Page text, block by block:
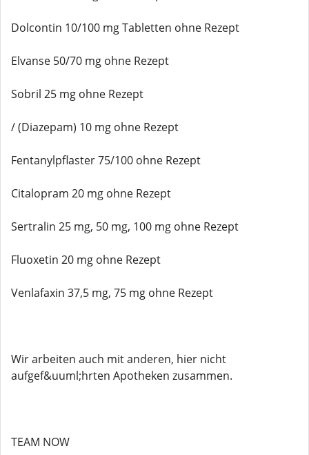
Dolcontin 10/100 mg Tabletten ohne Rezept
Elvanse 50/70 mg ohne Rezept
Sobril 25 mg ohne Rezept
/ (Diazepam) 10 mg ohne Rezept
Fentanylpflaster 75/100 ohne Rezept
Citalopram 20 mg ohne Rezept
Sertralin 25 mg, 50 mg, 100 mg ohne Rezept
Fluoxetin 20 mg ohne Rezept
Venlafaxin 37,5 mg, 75 mg ohne Rezept
Wir arbeiten auch mit anderen, hier nicht
aufgef&uuml;hrten Apotheken zusammen.
TEAM NOW